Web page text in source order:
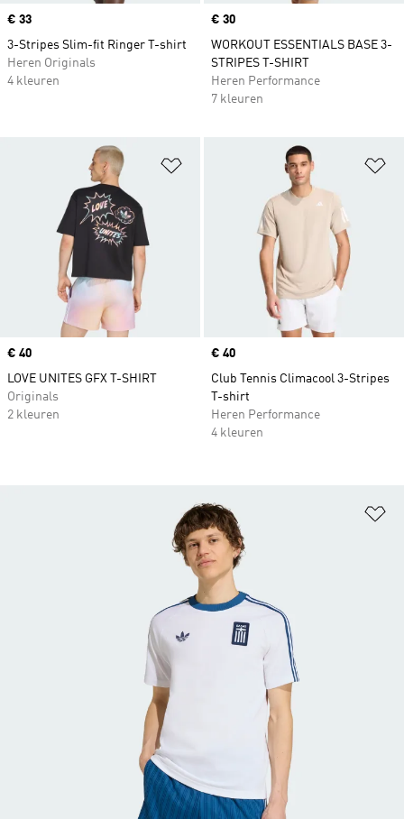
Price
€ 33
3-Stripes Slim-fit Ringer T-shirt
Heren Originals
4 kleuren
Price
€ 30
WORKOUT ESSENTIALS BASE 3-
STRIPES T-SHIRT
Heren Performance
7 kleuren
Op verlanglijst zetten
Price
€ 40
LOVE UNITES GFX T-SHIRT
Originals
2 kleuren
Price
€ 40
Club Tennis Climacool 3-Stripes
T-shirt
Heren Performance
4 kleuren